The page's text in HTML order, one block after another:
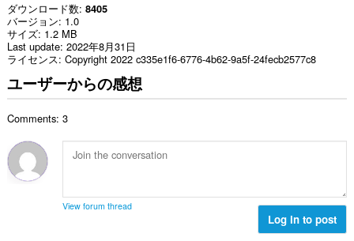
ダウンロード数 8405
バージョン 1.0
サイズ 1.2 MB
Last update 2022年8月31日
ライセンス Copyright 2022 c335e1f6-6776-4b62-9a5f-24fecb2577c8
ユーザーからの感想
Comments: 3
View forum thread
Log in to post